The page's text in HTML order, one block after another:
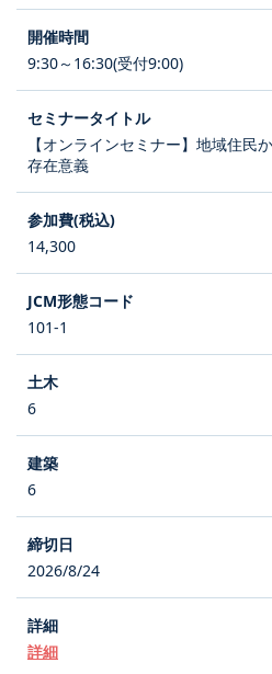
9:30～16:30(受付9:00)
【オンラインセミナー】地域住民
存在意義
14,300
101-1
6
6
2026/8/24
詳細